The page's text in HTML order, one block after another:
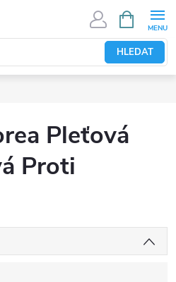
HLEDAT
NÁKUPNÍ
KOŠÍK
Pleťová
Proti